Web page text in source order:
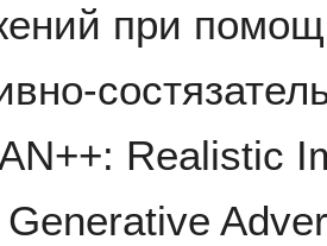
при
Realistic